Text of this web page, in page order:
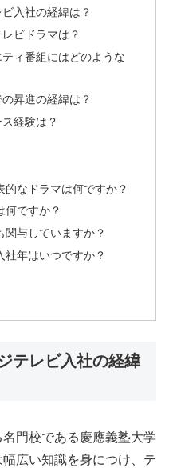
入社の経緯は？
ビドラマは？
ィ番組にはどのような
昇進の経緯は？
経験は？
なドラマは何ですか？
何ですか？
関与していますか？
社年はいつですか？
テレビ入社の経緯
門校である慶應義塾大学
広い知識を身につけ、テ